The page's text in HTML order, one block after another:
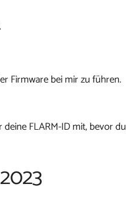
Firmware bei mir zu führen.
FLARM-ID mit, bevor du